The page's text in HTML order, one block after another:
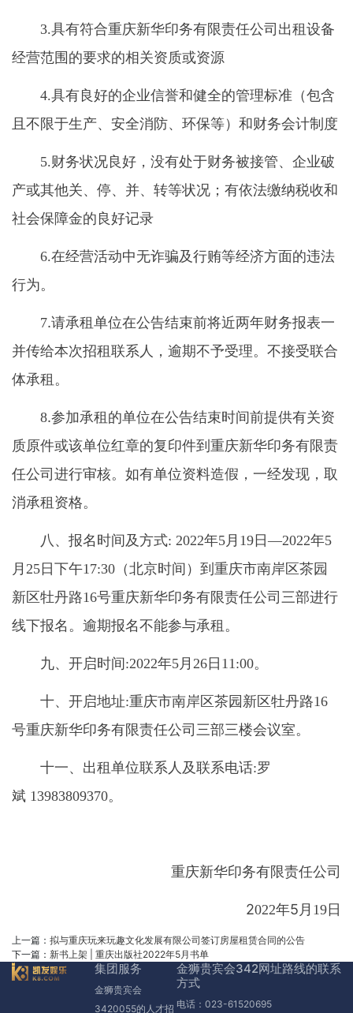
3.具有符合重庆新华印务有限责任公司出租设备
经营范围的要求的相关资质或资源
4.具有良好的企业信誉和健全的管理标准（包含
且不限于生产、安全消防、环保等）和财务会计制度
5.财务状况良好，没有处于财务被接管、企业破
产或其他关、停、并、转等状况；有依法缴纳税收和
社会保障金的良好记录
6.在经营活动中无诈骗及行贿等经济方面的违法
行为。
7.请承租单位在公告结束前将近两年财务报表一
并传给本次招租联系人 ，逾期不予受理。不接受联合
体承租 。
8.参加承租的单位在公告结束时间前提供有关资
质原件或该单位红章的复印件到重庆新华印务有限责
任公司进行审核。如有单位资料造假，一经发现，取
消承租资格。
八、报名时间及方式: 2022年5月19日—2022年5
月25日下午17:30（北京时间） 到重庆市南岸区茶园
新区牡丹路16号重庆新华印务有限责任公司三部进行
线下报名。逾期报名不能参与承租。
九、开启时间:2022年5 月 26日 11:00。
十、开启地址:重庆市南岸区茶园新区牡丹路16
号重庆新华印务有限责任公司三部三楼会议室。
十一、出租单位联系人及联系电话:罗
斌 13983809370。
重庆新华印务有限责任公司
2022年5月 19日
上一篇： 拟与重庆玩来玩趣文化发展有限公司签订房屋租赁合同的公告
下一篇： 新书上架 | 重庆出版社2022年5月书单
集团服务
金狮贵宾会
3420055的人才招
金狮贵宾会342网址路线的联系
方式
电话：023-61520695